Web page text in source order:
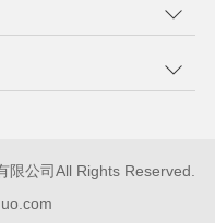
公司All Rights Reserved.